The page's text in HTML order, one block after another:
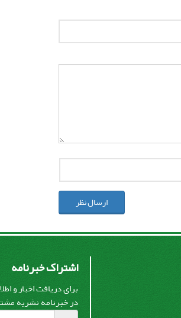
ارسال نظر
اشتراک خبرنامه
برای دریافت اخبار و
در خبرنامه نشریه